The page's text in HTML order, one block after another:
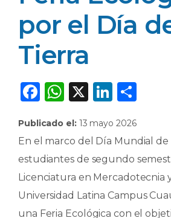
por el Día
Tierra
F
c
e
b
o
o
W
a
ts
A
p
p
X
Li
k
e
dI
n
m
p
ar
ti
r
Publicado el: 13 mayo 2026
En el marco del Día Mundial de
estudiantes de segundo
Licenciatura en Mercadotecnia
Universidad Latina Campus
una Feria Ecológica con el